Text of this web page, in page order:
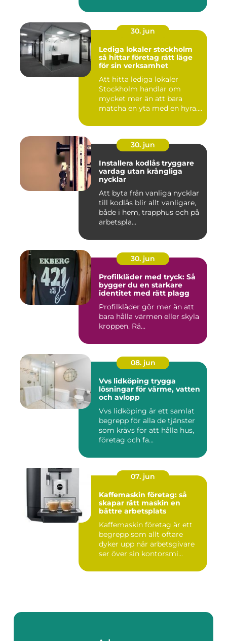
30. jun
Lediga lokaler stockholm
så hittar företag rätt läge
för sin verksamhet
Att hitta lediga lokaler
Stockholm handlar om
mycket mer än att bara
matcha en yta med en hyra.
30. jun
Installera kodlås tryggare
vardag utan krångliga
nycklar
Att byta från vanliga nycklar
till kodlås blir allt vanligare,
både i hem, trapphus och på
arbetspla...
30. jun
Profilkläder med tryck: Så
bygger du en starkare
identitet med rätt plagg
Profilkläder gör mer än att
bara hålla värmen eller skyla
kroppen. Rä...
08. jun
Vvs lidköping trygga
lösningar för värme, vatten
och avlopp
Vvs lidköping är ett samlat
begrepp för alla de tjänster
som krävs för att hålla hus,
företag och fa...
07. jun
Kaffemaskin företag: så
skapar rätt maskin en
bättre arbetsplats
Kaffemaskin företag är ett
begrepp som allt oftare
dyker upp när arbetsgivare
ser över sin kontorsmi...